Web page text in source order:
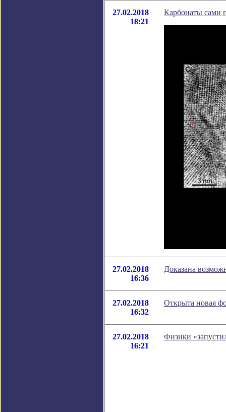
27.02.2018
18:21
Карбонаты сами
27.02.2018
16:36
Доказана
27.02.2018
16:32
Открыта новая
27.02.2018
16:21
Физики